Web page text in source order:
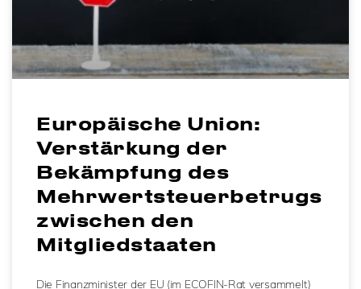
Europäische Union:
Verstärkung der
Bekämpfung des
Mehrwertsteuerbetrugs
zwischen den
Mitgliedstaaten
Die Finanzminister der EU (im ECOFIN-Rat versammelt)